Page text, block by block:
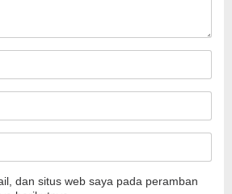
dan situs web saya pada peramban